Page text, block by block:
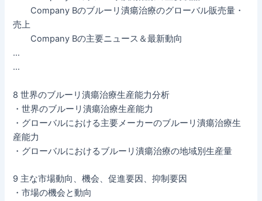
Company Bのブルーリ潰瘍治療のグローバル販売量・
売上
Company Bの主要ニュース＆最新動向
…
…
8 世界のブルーリ潰瘍治療生産能力分析
・世界のブルーリ潰瘍治療生産能力
・グローバルにおける主要メーカーのブルーリ潰瘍治療生
産能力
・グローバルにおけるブルーリ潰瘍治療の地域別生産量
9 主な市場動向、機会、促進要因、抑制要因
・市場の機会と動向